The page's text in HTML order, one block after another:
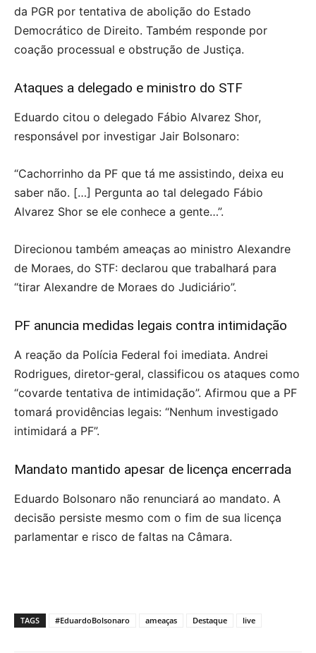
da PGR por tentativa de abolição do Estado
Democrático de Direito. Também responde por
coação processual e obstrução de Justiça.
Ataques a delegado e ministro do STF
Eduardo citou o delegado Fábio Alvarez Shor,
responsável por investigar Jair Bolsonaro:
“Cachorrinho da PF que tá me assistindo, deixa eu
saber não. […] Pergunta ao tal delegado Fábio
Alvarez Shor se ele conhece a gente…”.
Direcionou também ameaças ao ministro Alexandre
de Moraes, do STF: declarou que trabalhará para
“tirar Alexandre de Moraes do Judiciário”.
PF anuncia medidas legais contra intimidação
A reação da Polícia Federal foi imediata. Andrei
Rodrigues, diretor-geral, classificou os ataques como
“covarde tentativa de intimidação”. Afirmou que a PF
tomará providências legais: “Nenhum investigado
intimidará a PF”.
Mandato mantido apesar de licença encerrada
Eduardo Bolsonaro não renunciará ao mandato. A
decisão persiste mesmo com o fim de sua licença
parlamentar e risco de faltas na Câmara.
TAGS #EduardoBolsonaro ameaças Destaque live